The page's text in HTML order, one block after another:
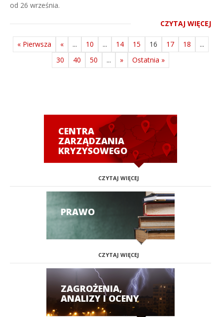
od 26 września.
CZYTAJ WIĘCEJ
« Pierwsza « ... 10 ... 14 15 16 17 18
...
30
40 50 ... » Ostatnia »
CENTRA
ZARZĄDZANIA
KRYZYSOWEGO
CZYTAJ WIĘCEJ
PRAWO
CZYTAJ WIĘCEJ
ZAGROŻENIA,
ANALIZY I OCENY